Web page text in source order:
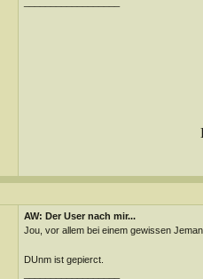
AW: Der User nach mir...
Jou, vor allem bei einem gewissen
DUnm ist gepierct.